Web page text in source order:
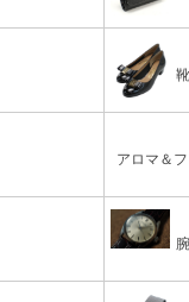
靴
アロマ＆